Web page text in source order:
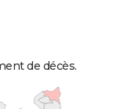
de décès.